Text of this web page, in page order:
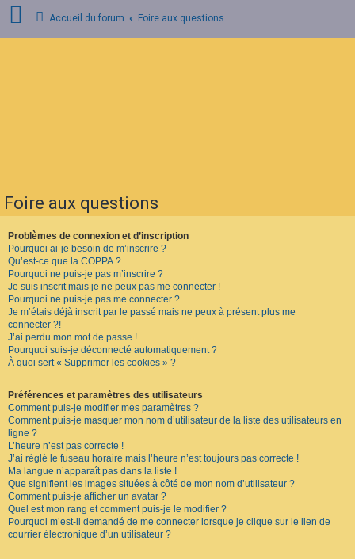
s
c
r
i
p
t
i
o
n
F
Accueil du forum Foire aux questions
Foire aux questions
Problèmes de connexion et d’inscription
Pourquoi ai-je besoin de m’inscrire ?
Qu’est-ce que la COPPA ?
Pourquoi ne puis-je pas m’inscrire ?
Je suis inscrit mais je ne peux pas me connecter !
Pourquoi ne puis-je pas me connecter ?
Je m’étais déjà inscrit par le passé mais ne peux à présent plus me
connecter ?!
J’ai perdu mon mot de passe !
Pourquoi suis-je déconnecté automatiquement ?
À quoi sert « Supprimer les cookies » ?
Préférences et paramètres des utilisateurs
Comment puis-je modifier mes paramètres ?
Comment puis-je masquer mon nom d’utilisateur de la liste des utilisateurs en
ligne ?
L’heure n’est pas correcte !
J’ai réglé le fuseau horaire mais l’heure n’est toujours pas correcte !
Ma langue n’apparaît pas dans la liste !
Que signifient les images situées à côté de mon nom d’utilisateur ?
Comment puis-je afficher un avatar ?
Quel est mon rang et comment puis-je le modifier ?
Pourquoi m’est-il demandé de me connecter lorsque je clique sur le lien de
courrier électronique d’un utilisateur ?